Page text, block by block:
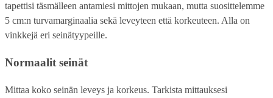
tapettisi täsmälleen antamiesi mittojen mukaan, mutta suosittelemme
5 cm:n turvamarginaalia sekä leveyteen että korkeuteen. Alla on
vinkkejä eri seinätyypeille.
Normaalit seinät
Mittaa koko seinän leveys ja korkeus. Tarkista mittauksesi